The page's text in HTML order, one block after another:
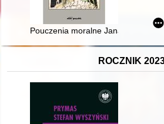
Pouczenia moralne Jana Amosa
ROCZNIK